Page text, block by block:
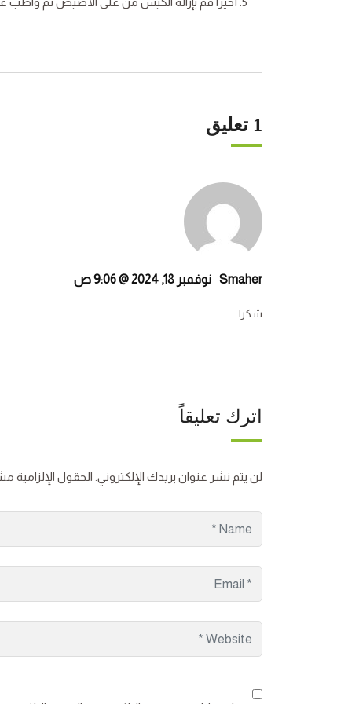
1 تعليق
Smaher نوفمبر 18, 2024 @ 9:06 ص
شكرا
اترك تعليقاً
لن يتم نشر عنوان بريدك الإلكتروني. الحقول الإلزامية